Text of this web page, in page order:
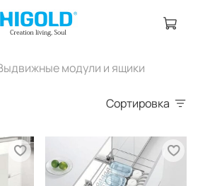
модули и ящики
Сортировка